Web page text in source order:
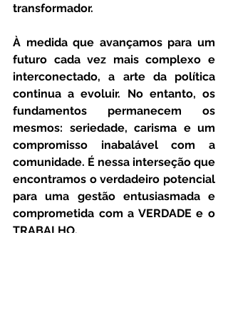
transformador.
À medida que avançamos para um
futuro cada vez mais complexo e
interconectado, a arte da política
continua a evoluir. No entanto, os
fundamentos permanecem os
mesmos: seriedade, carisma e um
compromisso inabalável com a
comunidade. É nessa interseção que
encontramos o verdadeiro potencial
para uma gestão entusiasmada e
comprometida com a VERDADE e o
TRABALHO.